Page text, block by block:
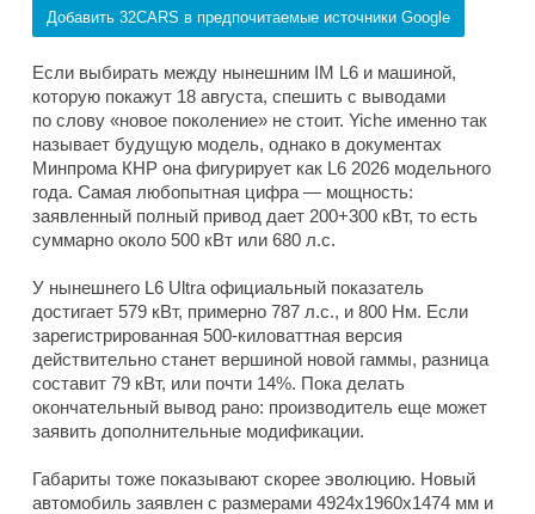
Добавить 32CARS в предпочитаемые источники Google
Если выбирать между нынешним IM L6 и машиной,
которую покажут 18 августа, спешить с выводами
по слову «новое поколение» не стоит. Yiche именно так
называет будущую модель, однако в документах
Минпрома КНР она фигурирует как L6 2026 модельного
года. Самая любопытная цифра — мощность:
заявленный полный привод дает 200+300 кВт, то есть
суммарно около 500 кВт или 680 л.с.
У нынешнего L6 Ultra официальный показатель
достигает 579 кВт, примерно 787 л.с., и 800 Нм. Если
зарегистрированная 500-киловаттная версия
действительно станет вершиной новой гаммы, разница
составит 79 кВт, или почти 14%. Пока делать
окончательный вывод рано: производитель еще может
заявить дополнительные модификации.
Габариты тоже показывают скорее эволюцию. Новый
автомобиль заявлен с размерами 4924x1960x1474 мм и